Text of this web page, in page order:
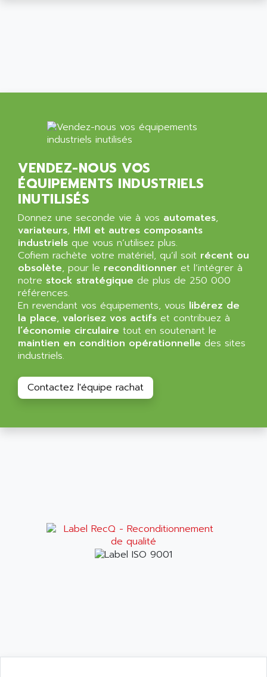
VENDEZ-NOUS VOS
ÉQUIPEMENTS INDUSTRIELS
INUTILISÉS
Donnez une seconde vie à vos automates,
variateurs, HMI et autres composants
industriels que vous n’utilisez plus.
Cofiem rachète votre matériel, qu’il soit récent ou
obsolète, pour le reconditionner et l’intégrer à
notre stock stratégique de plus de 250 000
références.
En revendant vos équipements, vous libérez de
la place, valorisez vos actifs et contribuez à
l’économie circulaire tout en soutenant le
maintien en condition opérationnelle des sites
industriels.
Contactez l'équipe rachat